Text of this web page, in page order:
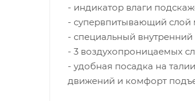
- индикатор влаги
- супервпитывающий слой
- специальный
- 3 воздухопроницаемых
- удобная посадка на
движений и комфорт